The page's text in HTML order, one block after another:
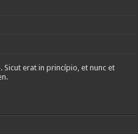
Sicut erat in princípio, et nunc et